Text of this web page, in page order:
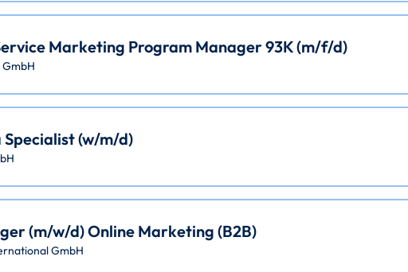
Marketing Program Manager 93K (m/f/d)
Specialist (w/m/d)
(m/w/d) Online Marketing (B2B)
GmbH